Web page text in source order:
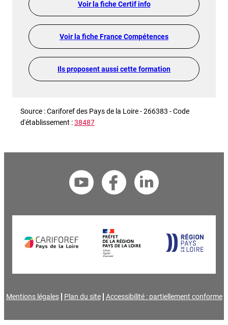
Voir la fiche Certif info
Voir la fiche France Compétences
Ils proposent aussi cette formation
Source : Cariforef des Pays de la Loire - 266383 - Code
d'établissement :38487
Mentions légales Plan du site Accessibilité : partiellement conforme